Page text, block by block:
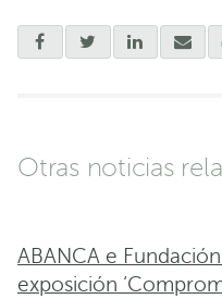
Otras noticias
ABANCA e
exposición